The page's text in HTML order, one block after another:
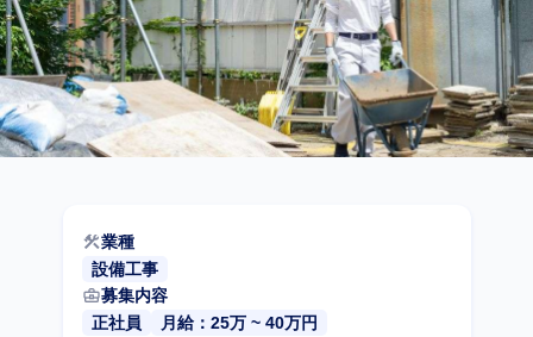
construction業種
設備工事
business_center募集内容
正社員
月給：25万 ~ 40万円